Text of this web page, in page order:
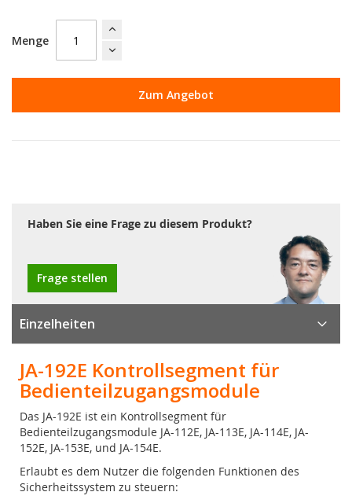
Menge
Zum Angebot
Haben Sie eine Frage zu diesem Produkt?
Frage stellen
Einzelheiten
JA-192E Kontrollsegment für
Bedienteilzugangsmodule
Das JA-192E ist ein Kontrollsegment für
Bedienteilzugangsmodule JA-112E, JA-113E, JA-114E, JA-
152E, JA-153E, und JA-154E.
Erlaubt es dem Nutzer die folgenden Funktionen des
Sicherheitssystem zu steuern: